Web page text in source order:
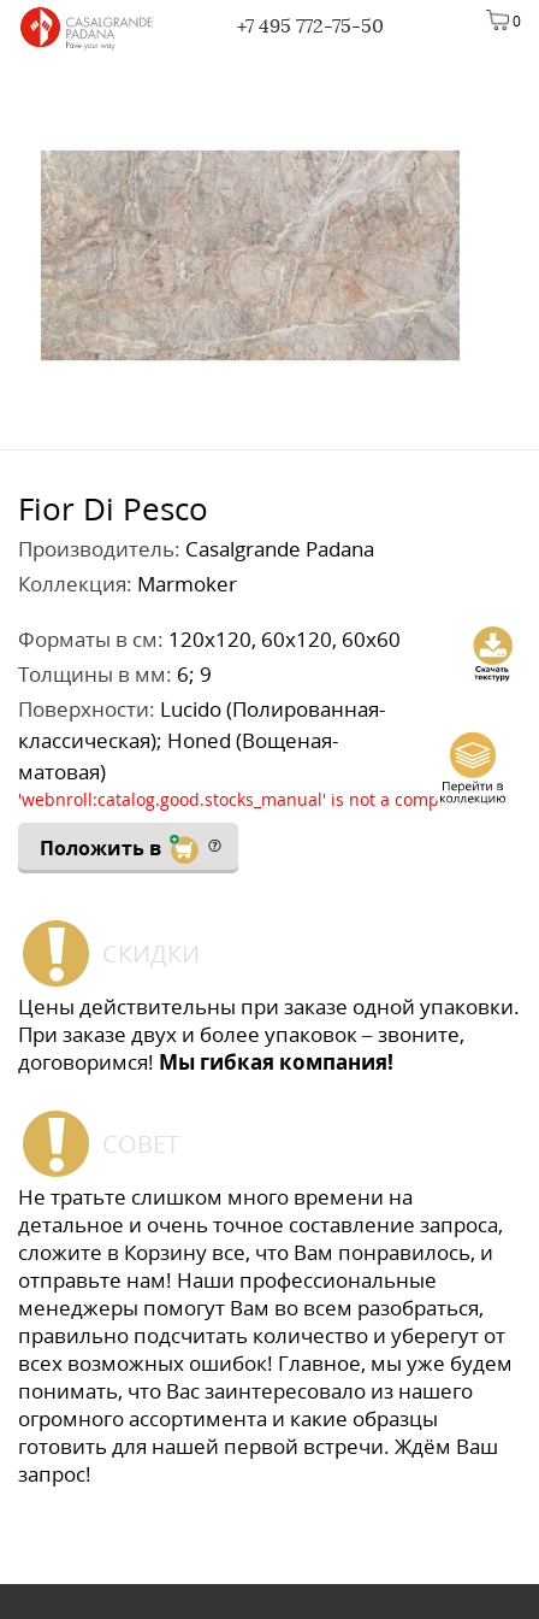
0
+7 495 772-75-50
Fior Di Pesco
Производитель: Casalgrande Padana
Коллекция: Marmoker
Форматы в см: 120x120, 60x120, 60x60
Толщины в мм: 6; 9
Поверхности: Lucido (Полированная-
классическая); Honed (Вощеная-
матовая)
'webnroll:catalog.good.stocks_manual' is not a component
Положить в
СКИДКИ
Цены действительны при заказе одной упаковки.
При заказе двух и более упаковок – звоните,
договоримся! Мы гибкая компания!
СОВЕТ
Не тратьте слишком много времени на
детальное и очень точное составление запроса,
сложите в Корзину все, что Вам понравилось, и
отправьте нам! Наши профессиональные
менеджеры помогут Вам во всем разобраться,
правильно подсчитать количество и уберегут от
всех возможных ошибок! Главное, мы уже будем
понимать, что Вас заинтересовало из нашего
огромного ассортимента и какие образцы
готовить для нашей первой встречи. Ждём Ваш
запрос!